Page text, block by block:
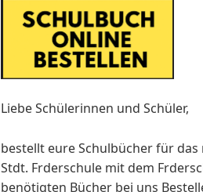
Liebe Schülerinnen und Schüler,
bestellt eure Schulbücher für
Stdt. Frderschule mit dem
benötigten Bücher bei uns